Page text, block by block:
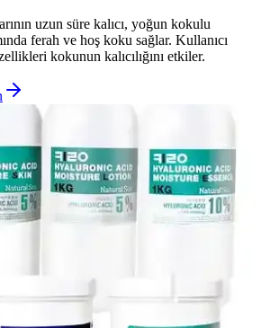
uzun süre kalıcı, yoğun kokulu
ferah ve hoş koku sağlar. Kullanıcı
kokunun kalıcılığını etkiler.